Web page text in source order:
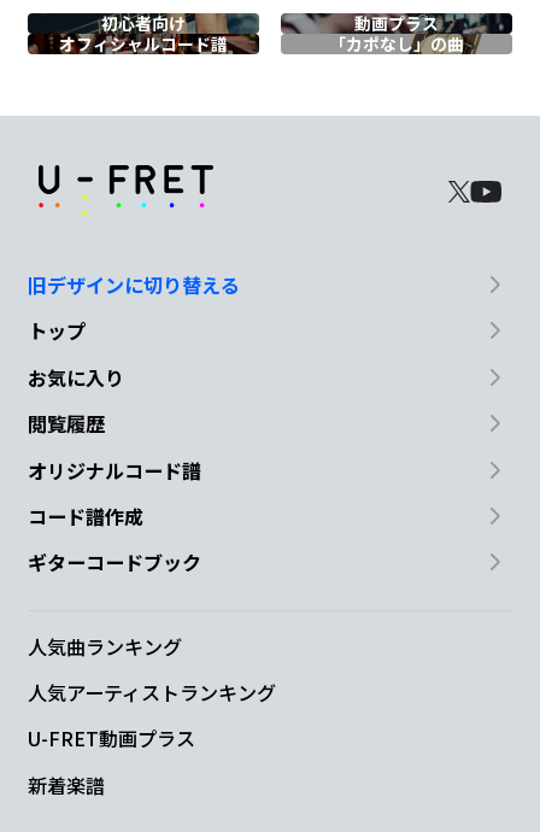
初心者向け
動画プラス
オフィシャルコード譜 「カポなし」の曲
旧デザインに切り替える
トップ
お気に入り
閲覧履歴
オリジナルコード譜
コード譜作成
ギターコードブック
人気曲ランキング
人気アーティストランキング
U-FRET動画プラス
新着楽譜